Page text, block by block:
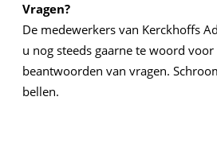
Vragen?
De medewerkers van Kerckhoffs
u nog steeds gaarne te woord voor
beantwoorden van vragen.
bellen.